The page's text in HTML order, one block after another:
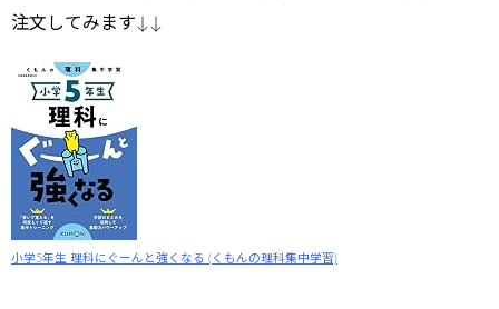
注文してみます↓↓
小学5年生 理科にぐーんと強くなる (くもんの理科集中学習)